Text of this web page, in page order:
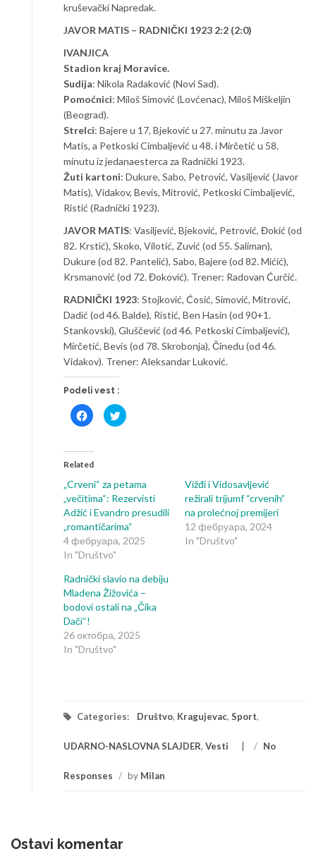
kruševački Napredak.
JAVOR MATIS – RADNIČKI 1923 2:2 (2:0)
IVANJICA
Stadion kraj Moravice.
Sudija: Nikola Radaković (Novi Sad).
Pomoćnici: Miloš Simović (Lovćenac), Miloš Miškeljin
(Beograd).
Strelci: Bajere u 17, Bjeković u 27. minutu za Javor
Matis, a Petkoski Cimbaljević u 48. i Mirčetić u 58.
minutu iz jedanaesterca za Radnički 1923.
Žuti kartoni: Dukure, Sabo, Petrović, Vasiljević (Javor
Matis), Vidakov, Bevis, Mitrović, Petkoski Cimbaljević,
Ristić (Radnički 1923).
JAVOR MATIS: Vasiljević, Bjeković, Petrović, Đokić (od
82. Krstić), Skoko, Vilotić, Zuvić (od 55. Saliman),
Dukure (od 82. Pantelić), Sabo, Bajere (od 82. Mićić),
Krsmanović (od 72. Đoković). Trener: Radovan Ćurčić.
RADNIČKI 1923: Stojković, Ćosić, Simović, Mitrović,
Dadić (od 46. Balde), Ristić, Ben Hasin (od 90+1.
Stankovski), Gluščević (od 46. Petkoski Cimbaljević),
Mirčetić, Bevis (od 78. Skrobonja), Činedu (od 46.
Vidakov). Trener: Aleksandar Luković.
Podeli vest :
Click
to
share
(Opens
in
window)
Click
to
window)
Related
„Crveni“ za petama
„večitima“: Rezervisti
Adžić i Evandro presudili
„romantičarima“
4 фебруара, 2025
In "Društvo"
Vižđi i Vidosavljević
režirali trijumf “crvenih”
na prolećnoj premijeri
12 фебруара, 2024
In "Društvo"
Radnički slavio na debiju
Mladena Žižovića –
bodovi ostali na „Čika
Dači“!
26 октобра, 2025
In "Društvo"
Categories: Društvo, Kragujevac, Sport,
UDARNO-NASLOVNA SLAJDER, Vesti / No
Responses / by Milan
Ostavi komentar